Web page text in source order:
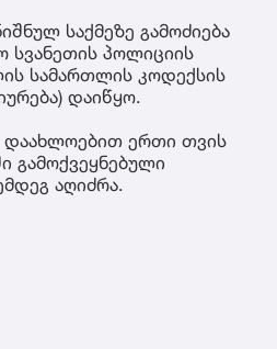
საქმეზე გამოძიება
სვანეთის პოლიციის
სამართლის კოდექსის
დაიწყო.
დაახლოებით ერთი თვის
გამოქვეყნებული
აღიძრა.